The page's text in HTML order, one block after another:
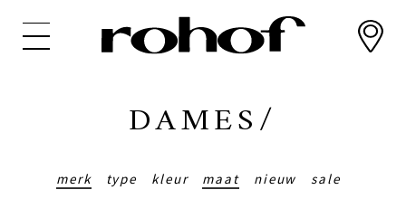
DAMES/
merk type kleur maat nieuw sale